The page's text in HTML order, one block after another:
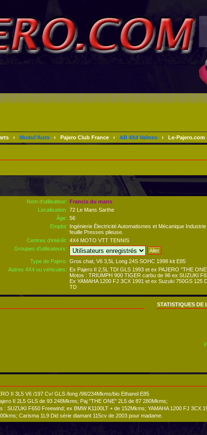
‹ Modul'Auto ‹ Pajero Club France ‹ AB 4X4 Valines ‹ Le-Pajero.com
Nom d’utilisateur: Francis du mans
Localisation: 72 Le Mans Sarthe
Âge: 56
Emploi: Ingénierie Électricité Automatismes et Mécanique
feuille Presses plieuse.
Centres d’intérêt: 4X4 MOTO VTT TENNIS
Groupes d’utilisateurs:
Type de Pajero: Gros chat, V6 3,5L Long 24S SOHC 1998 kit E85
Autres 4X4 ou vehicules: Ex Pajero II 2,5L TDI GLS 1993 et ex PAJERO "THE
Motos : TRIUMPH 900 TIGER carbu de 96 ex SUZUKI
Ex YAMAHA 1200 FJ 3CX 1991 et ex Suzuki 750GS 125
TD
STATISTIQUES DE
II 3L5 V6 /197 Cv/ GLS /long /98/234Mkms/bio Ethanol E85
II 2L5 GLS de 93 248Mkms; Paj "THE ONE" 2L5 de 87 280Mkms;
: SUZUKI F650 Freewind; ex BMW K1100LT + de 152Mkms; YAMAHA 1200 FJ
Carisma 1L9 Did série diamant 115cv de 2003 pour madame.